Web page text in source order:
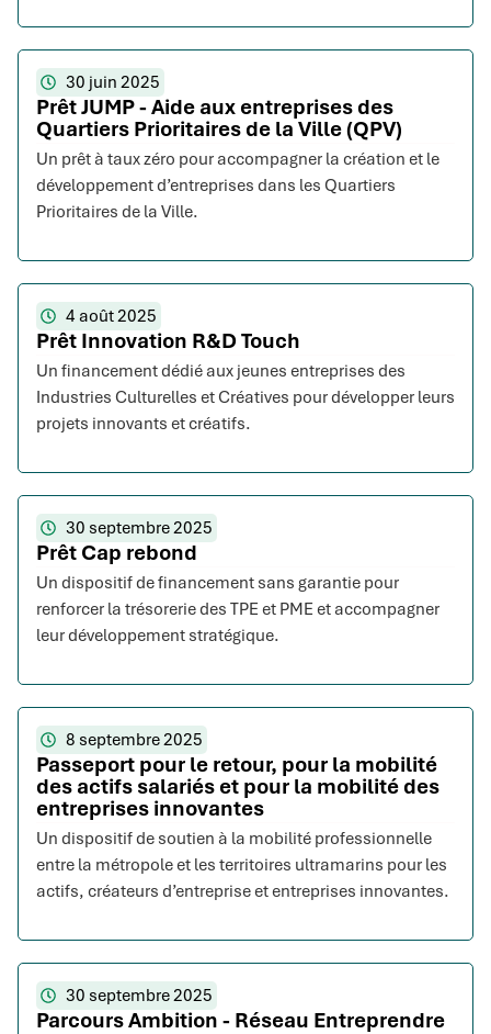
30 juin 2025
Prêt JUMP - Aide aux entreprises des
Quartiers Prioritaires de la Ville (QPV)
Un prêt à taux zéro pour accompagner la création et le
développement d’entreprises dans les Quartiers
Prioritaires de la Ville.
4 août 2025
Prêt Innovation R&D Touch
Un financement dédié aux jeunes entreprises des
Industries Culturelles et Créatives pour développer leurs
projets innovants et créatifs.
30 septembre 2025
Prêt Cap rebond
Un dispositif de financement sans garantie pour
renforcer la trésorerie des TPE et PME et accompagner
leur développement stratégique.
8 septembre 2025
Passeport pour le retour, pour la mobilité
des actifs salariés et pour la mobilité des
entreprises innovantes
Un dispositif de soutien à la mobilité professionnelle
entre la métropole et les territoires ultramarins pour les
actifs, créateurs d’entreprise et entreprises innovantes.
30 septembre 2025
Parcours Ambition - Réseau Entreprendre